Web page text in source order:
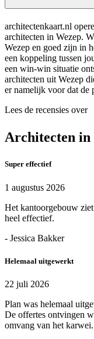
architectenkaart.nl
architecten in Wezep.
Wezep en goed zijn in
een koppeling tussen
een win-win situatie
architecten uit Wezep
er namelijk voor dat de
Lees de recensies over
Architecten in
Super effectief
1 augustus 2026
Het kantoorgebouw
heel effectief.
- Jessica Bakker
Helemaal uitgewerkt
22 juli 2026
Plan was helemaal
De offertes ontvingen
omvang van het karwei.